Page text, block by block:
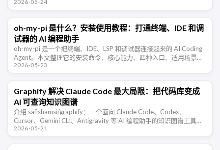
OpenRouter …
2026-05-24
oh-my-pi 是什么？安装使用教程：打通终端、IDE 和调
试器的 AI 编程助手
oh-my-pi 是一个把终端、IDE、LSP 和调试器连接起来的 AI Coding
Agent。本文整理它的安装命令、核心能力、四种入口、适用场景和
使用限制。
2026-05-23
Graphify 解决 Claude Code 最大局限：把代码库变成
AI 可查询知识图谱
介绍 safishamsi/graphify：一个面向 Claude Code、Codex、
Cursor、Gemini CLI、Antigravity 等 AI 编程助手的知识图谱工具，
可把代码、数据 …
2026-05-21